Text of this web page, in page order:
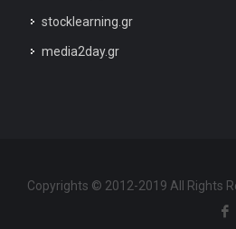
stocklearning.gr
media2day.gr
Copyrights © 2012-2019 All Rights